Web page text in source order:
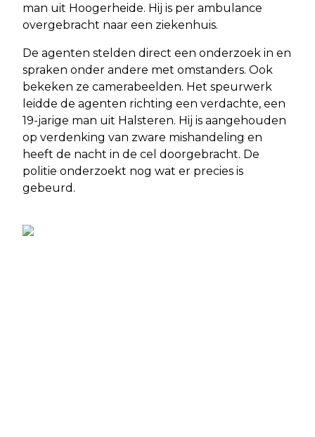
man uit Hoogerheide. Hij is per ambulance
overgebracht naar een ziekenhuis.
De agenten stelden direct een onderzoek in en
spraken onder andere met omstanders. Ook
bekeken ze camerabeelden. Het speurwerk
leidde de agenten richting een verdachte, een
19-jarige man uit Halsteren. Hij is aangehouden
op verdenking van zware mishandeling en
heeft de nacht in de cel doorgebracht. De
politie onderzoekt nog wat er precies is
gebeurd.